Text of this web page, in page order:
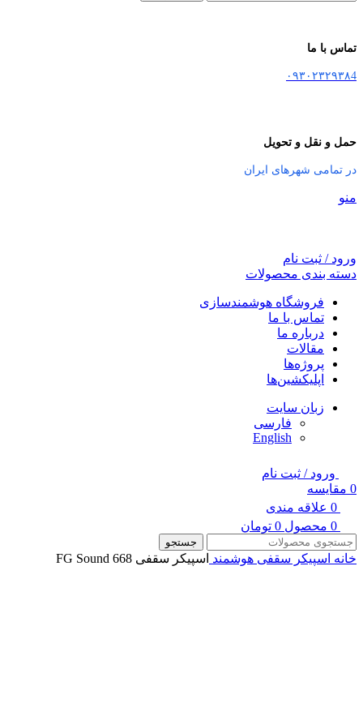
تماس با ما
۰۹۳۰۲۳۲۹۳۸4
حمل و نقل و تحویل
در تمامی شهرهای ایران
منو
ورود / ثبت نام
دسته بندی محصولات
فروشگاه هوشمندسازی
تماس با ما
درباره ما
مقالات
پروژه‌ها
اپلیکشین‌ها
زبان سایت
فارسی
English
ورود / ثبت نام
0 مقایسه
0 علاقه مندی
0 محصول 0 تومان
جستجو
خانه اسپیکر سقفی هوشمند اسپیکر سقفی FG Sound 668